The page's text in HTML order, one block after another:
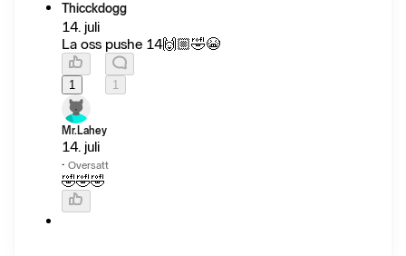
Thicckdogg
14. juli
La oss pushe 14🙌🏼🤣😭
1 1
Mr.Lahey
14. juli
· Oversatt
🤣🤣🤣